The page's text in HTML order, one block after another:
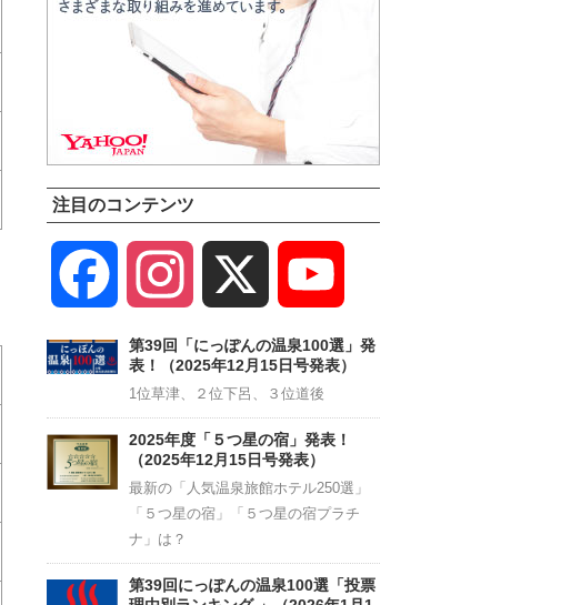
注目のコンテンツ
Facebook Instagram
Channel
第39回「にっぽんの温泉100選」発
表！（2025年12月15日号発表）
1位草津、２位下呂、３位道後
2025年度「５つ星の宿」発表！
（2025年12月15日号発表）
最新の「人気温泉旅館ホテル250選」
「５つ星の宿」「５つ星の宿プラチ
ナ」は？
第39回にっぽんの温泉100選「投票